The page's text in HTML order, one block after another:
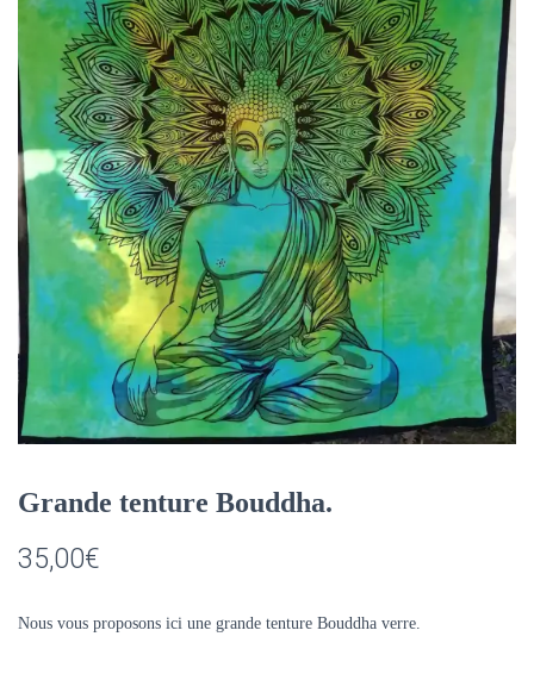
G
A
I
O
N
Grande tenture Bouddha.
35,00€
Nous vous proposons ici une grande tenture Bouddha verre.